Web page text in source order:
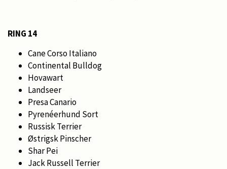
RING 14
Cane Corso Italiano
Continental Bulldog
Hovawart
Landseer
Presa Canario
Pyrenéerhund Sort
Russisk Terrier
Østrigsk Pinscher
Shar Pei
Jack Russell Terrier